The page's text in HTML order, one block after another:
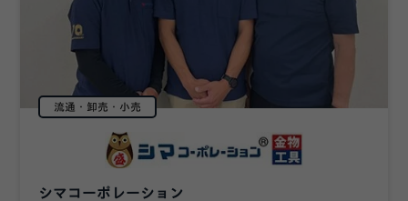
流通・卸売・小売
シマコーポレーション